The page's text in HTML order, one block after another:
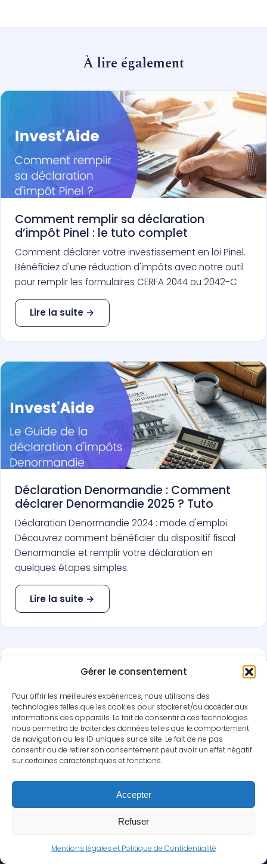
Gérer le consentement
Pour offrir les meilleures expériences, nous utilisons des
technologies telles que les cookies pour stocker et/ou accéder aux
informations des appareils. Le fait de consentir à ces technologies
nous permettra de traiter des données telles que le comportement
de navigation ou les ID uniques sur ce site. Le fait de ne pas
consentir ou de retirer son consentement peut avoir un effet négatif
sur certaines caractéristiques et fonctions.
Accepter
Refuser
Mentions légales et Politique de Confidentialité
À lire également
Comment remplir sa déclaration
d’impôt Pinel : le tuto complet
Comment déclarer votre investissement en loi Pinel.
Bénéficiez d'une réduction d'impôts avec notre outil
pour remplir les formulaires CERFA 2044 ou 2042-C
Lire la suite →
Déclaration Denormandie : Comment
déclarer Denormandie 2025 ? Tuto
Déclaration Denormandie 2024 : mode d'emploi.
Découvrez comment bénéficier du dispositif fiscal
Denormandie et remplir votre déclaration en
quelques étapes simples.
Lire la suite →
Défiscalisation LMNP : guide complet
Vous voulez réduire vos impôts en investissant dans
l'immobilier ? Défiscalisation LMNP : guide complet
pour réussir votre projet. Suivez nos étapes clés et
nos exemples concrets.
Vos cookies
navigation. Vous pouvez accepter ou refuser ces